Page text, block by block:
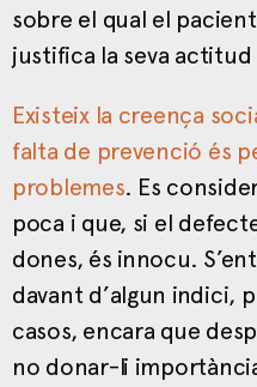
sobre el qual el
justifica la seva actitud
Existeix la creença
falta de prevenció és
problemes. Es
poca i que, si el
dones, és innocu.
davant d’algun indici,
casos, encara que
no donar-li